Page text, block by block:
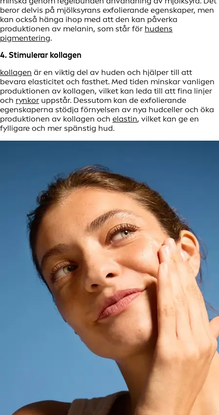
beror delvis på mjölksyrans exfolierande egenskaper, men
kan också hänga ihop med att den kan påverka
produktionen av melanin, som står för hudens
pigmentering.
4. Stimulerar kollagen
kollagen är en viktig del av huden och hjälper till att
bevara elasticitet och fasthet. Med tiden minskar vanligen
produktionen av kollagen, vilket kan leda till att fina linjer
och rynkor uppstår. Dessutom kan de exfolierande
egenskaperna stödja förnyelsen av nya hudceller och öka
produktionen av kollagen och elastin, vilket kan ge en
fylligare och mer spänstig hud.